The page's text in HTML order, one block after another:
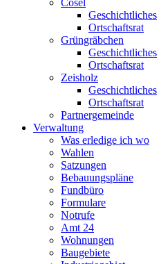
Cosel
Geschichtliches
Ortschaftsrat
Grüngräbchen
Geschichtliches
Ortschaftsrat
Zeisholz
Geschichtliches
Ortschaftsrat
Partnergemeinde
Verwaltung
Was erledige ich wo
Wahlen
Satzungen
Bebauungspläne
Fundbüro
Formulare
Notrufe
Amt 24
Wohnungen
Baugebiete